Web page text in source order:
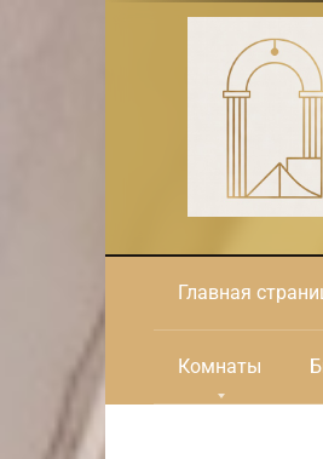
Главная
Комнаты